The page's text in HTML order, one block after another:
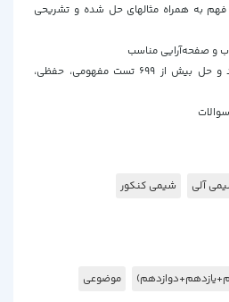
فهم به همراه مثالهای حل شده و تشریحی
7) بانک تست تالیفی استاندارد و حل بیش از 699 تست مفهومی، حفظی،
آلی شیمی کنکور
موضوعی